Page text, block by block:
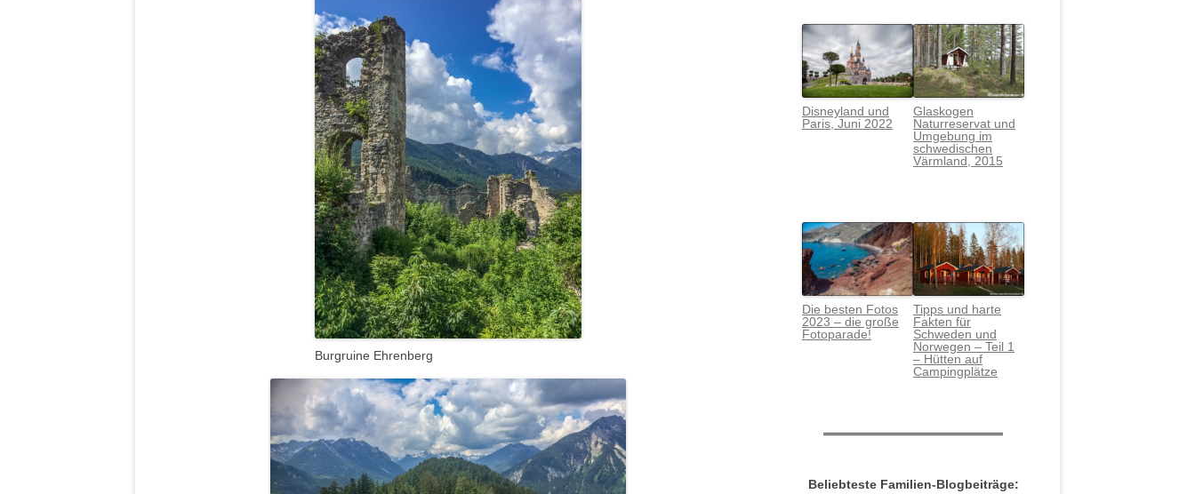
Burgruine Ehrenberg
Disneyland und
Paris, Juni 2022
Glaskogen
Naturreservat und
Umgebung im
schwedischen
Värmland, 2015
Die besten Fotos
2023 – die große
Fotoparade!
Tipps und harte
Fakten für
Schweden und
Norwegen – Teil 1
– Hütten auf
Campingplätze
Beliebteste Familien-Blogbeiträge: